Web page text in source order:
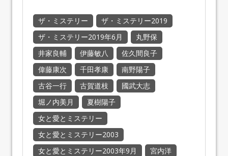
ザ・ミステリー
ザ・ミステリー2019
ザ・ミステリー2019年6月
丸野保
井家良輔
伊藤敏八
佐久間良子
偉藤康次
千田孝康
南野陽子
古谷一行
古賀道枝
國武大志
堀ノ内美月
夏樹陽子
女と愛とミステリー
女と愛とミステリー2003
女と愛とミステリー2003年9月
宮内洋